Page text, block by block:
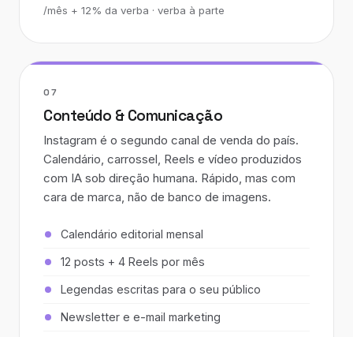
/mês + 12% da verba · verba à parte
07
Conteúdo & Comunicação
Instagram é o segundo canal de venda do país.
Calendário, carrossel, Reels e vídeo produzidos
com IA sob direção humana. Rápido, mas com
cara de marca, não de banco de imagens.
Calendário editorial mensal
12 posts + 4 Reels por mês
Legendas escritas para o seu público
Newsletter e e-mail marketing